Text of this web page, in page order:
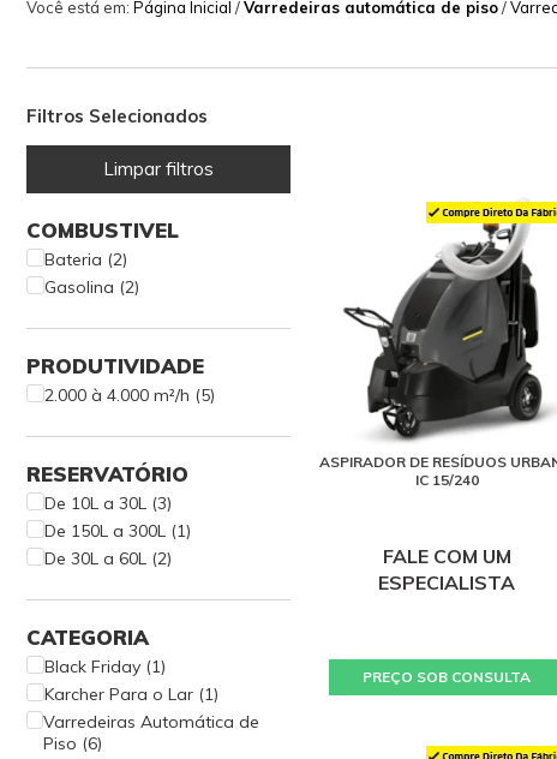
Você está em: Página Inicial /Varredeiras automática de piso/
Filtros Selecionados
Limpar filtros
COMBUSTIVEL
Bateria (2)
Gasolina (2)
PRODUTIVIDADE
2.000 à 4.000 m²/h (5)
RESERVATÓRIO
De 10L a 30L (3)
De 150L a 300L (1)
De 30L a 60L (2)
CATEGORIA
Black Friday (1)
Karcher Para o Lar (1)
Varredeiras Automática de
Piso (6)
ASPIRADOR DE RESÍDUOS
IC 15/240
FALE COM UM
ESPECIALISTA
PREÇO SOB CONSULTA